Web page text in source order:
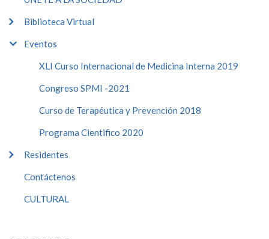
Biblioteca Virtual
Eventos
XLI Curso Internacional de Medicina Interna 2019
Congreso SPMI -2021
Curso de Terapéutica y Prevención 2018
Programa Cientifico 2020
Residentes
Contáctenos
CULTURAL